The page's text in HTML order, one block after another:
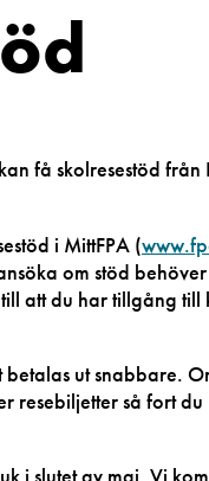
få skolresestöd
i MittFPA (
om stöd
att du har tillgång till
ut snabbare.
resebiljetter så fort